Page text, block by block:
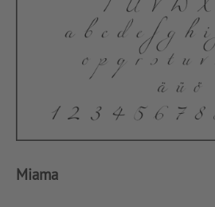
Miama